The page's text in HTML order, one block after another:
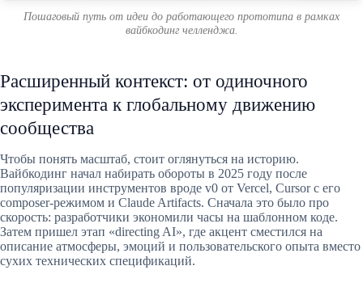
Пошаговый путь от идеи до работающего прототипа в рамках
вайбкодинг челленджа.
Расширенный контекст: от одиночного
эксперимента к глобальному движению
сообщества
Чтобы понять масштаб, стоит оглянуться на историю.
Вайбкодинг начал набирать обороты в 2025 году после
популяризации инструментов вроде v0 от Vercel, Cursor с его
composer-режимом и Claude Artifacts. Сначала это было про
скорость: разработчики экономили часы на шаблонном коде.
Затем пришел этап «directing AI», где акцент сместился на
описание атмосферы, эмоций и пользовательского опыта вместо
сухих технических спецификаций.